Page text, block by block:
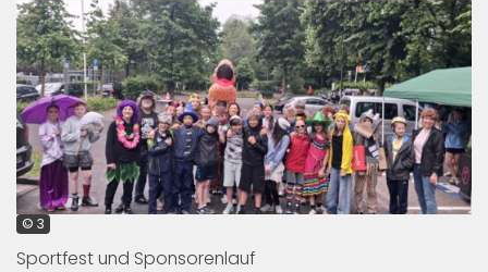
© 3
Sportfest und Sponsorenlauf